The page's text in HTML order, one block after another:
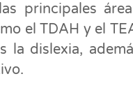
principales
el TDAH y el
la dislexia,